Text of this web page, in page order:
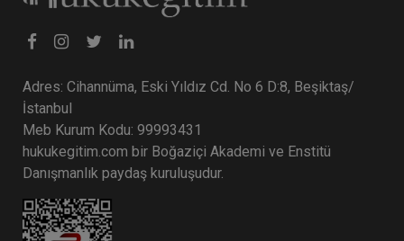
Adres: Cihannüma, Eski Yıldız Cd. No 6 D:8, Beşiktaş/
İstanbul
Meb Kurum Kodu: 99993431
hukukegitim.com bir Boğaziçi Akademi ve Enstitü
Danışmanlık paydaş kuruluşudur.